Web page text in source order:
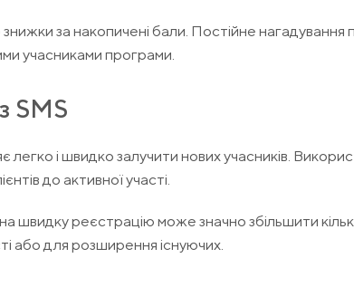
за накопичені бали. Постійне нагадування
учасниками програми.
SMS
і швидко залучити нових учасників.
до активної участі.
швидку реєстрацію може значно збільшити
або для розширення існуючих.